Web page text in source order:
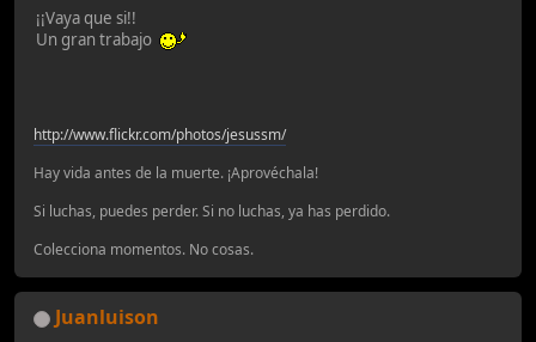
¡¡Vaya que si!!
Un gran trabajo
http://www.flickr.com/photos/jesussm/
Hay vida antes de la muerte. ¡Aprovéchala!
Si luchas, puedes perder. Si no luchas, ya has perdido.
Colecciona momentos. No cosas.
Juanluison